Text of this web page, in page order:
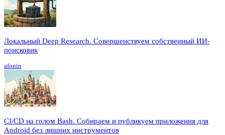
Локальный Deep Research. Совершенствуем собственный ИИ-
поисковик
afonin
CI/CD на голом Bash. Собираем и публикуем приложения для
Android без лишних инструментов